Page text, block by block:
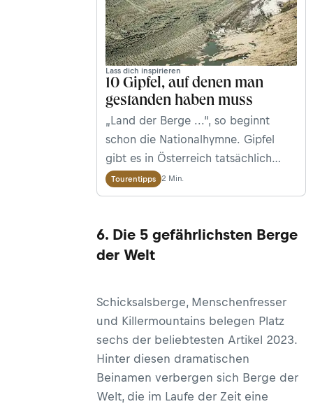
Lass dich inspirieren
10 Gipfel, auf denen man
gestanden haben muss
„Land der Berge ...“, so beginnt
schon die Nationalhymne. Gipfel
gibt es in Österreich tatsächlich
viele. Ein paar tausend, 695 davon
sind laut dem Österreichischen
Da kann es schon mal zu
tiefgreifenden
Ziele lohnen wirklich? Klaus
Haselböck aus der Bergwelten-
Chefredaktion empfiehlt seine
persönlichen Top-Ten-Berge in
Österreich.
Tourentipps 2 Min.
6. Die 5 gefährlichsten Berge
der Welt
Schicksalsberge, Menschenfresser
und Killermountains belegen Platz
sechs der beliebtesten Artikel 2023.
Hinter diesen dramatischen
Beinamen verbergen sich Berge der
Welt, die im Laufe der Zeit eine